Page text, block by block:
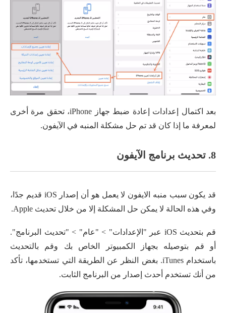
بعد اكتمال إعدادات إعادة ضبط جهاز iPhone، تحقق مرة أخرى
لمعرفة ما إذا كان قد تم حل مشكلة المنبه في الآيفون.
8. تحديث برنامج الآيفون
قد يكون سبب منبه الايفون لا يعمل هو أن إصدار iOS قديم جدًا،
وفي هذه الحالة لا يمكن حل المشكلة إلا من خلال تحديث Apple.
قم بتحديث iOS عبر "الإعدادات" > "عام" > "تحديث البرنامج".
أو قم بتوصيله بجهاز الكمبيوتر الخاص بك وقم بالتحديث
باستخدام iTunes. بغض النظر عن الطريقة التي تستخدمها، تأكد
من أنك تستخدم أحدث إصدار من البرنامج الثابت.